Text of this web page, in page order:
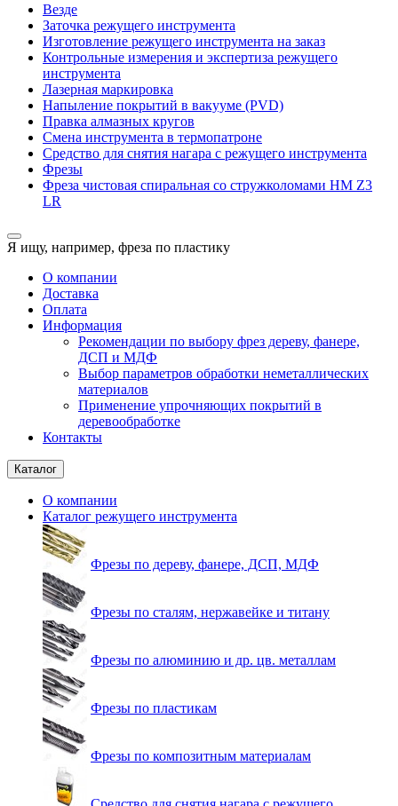
Везде
Заточка режущего инструмента
Изготовление режущего инструмента на заказ
Контрольные измерения и экспертиза режущего
инструмента
Лазерная маркировка
Напыление покрытий в вакууме (PVD)
Правка алмазных кругов
Смена инструмента в термопатроне
Средство для снятия нагара с режущего инструмента
Фрезы
Фреза чистовая спиральная со стружколомами HM Z3
LR
Я ищу, например, фреза по пластику
О компании
Доставка
Оплата
Информация
Рекомендации по выбору фрез дереву, фанере,
ДСП и МДФ
Выбор параметров обработки неметаллических
материалов
Применение упрочняющих покрытий в
деревообработке
Контакты
Каталог
О компании
Каталог режущего инструмента
Фрезы по дереву, фанере, ДСП, МДФ
Фрезы по сталям, нержавейке и титану
Фрезы по алюминию и др. цв. металлам
Фрезы по пластикам
Фрезы по композитным материалам